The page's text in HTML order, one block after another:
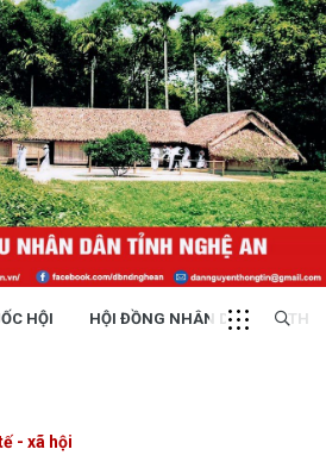
HỘI HỘI ĐỒNG NHÂN DÂN
- xã hội